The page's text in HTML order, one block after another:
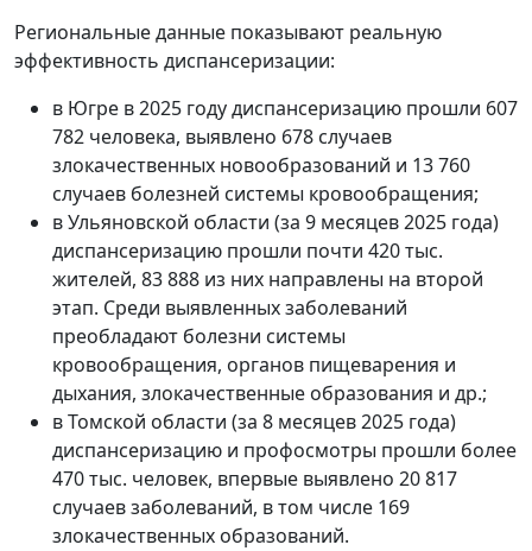
Региональные данные показывают реальную
эффективность диспансеризации:
в Югре в 2025 году диспансеризацию прошли 607
782 человека, выявлено 678 случаев
злокачественных новообразований и 13 760
случаев болезней системы кровообращения;
в Ульяновской области (за 9 месяцев 2025 года)
диспансеризацию прошли почти 420 тыс.
жителей, 83 888 из них направлены на второй
этап. Среди выявленных заболеваний
преобладают болезни системы
кровообращения, органов пищеварения и
дыхания, злокачественные образования и др.;
в Томской области (за 8 месяцев 2025 года)
диспансеризацию и профосмотры прошли более
470 тыс. человек, впервые выявлено 20 817
случаев заболеваний, в том числе 169
злокачественных образований.